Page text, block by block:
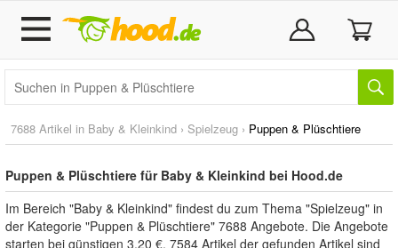
7688 Artikel in Baby & Kleinkind › Spielzeug › Puppen & Plüschtiere
Puppen & Plüschtiere für Baby & Kleinkind bei Hood.de
Im Bereich "Baby & Kleinkind" findest du zum Thema "Spielzeug" in
der Kategorie "Puppen & Plüschtiere" 7688 Angebote. Die Angebote
starten bei günstigen 3,20 €. 7584 Artikel der gefunden Artikel sind